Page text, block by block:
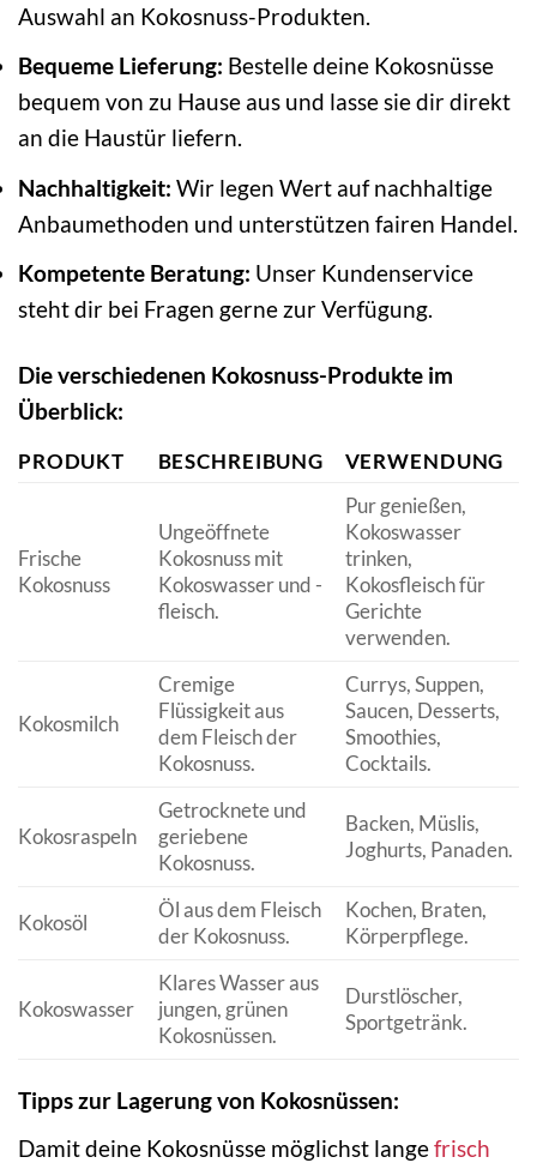
Auswahl an Kokosnuss-Produkten.
Bequeme Lieferung: Bestelle deine Kokosnüsse
bequem von zu Hause aus und lasse sie dir direkt
an die Haustür liefern.
Nachhaltigkeit: Wir legen Wert auf nachhaltige
Anbaumethoden und unterstützen fairen Handel.
Kompetente Beratung: Unser Kundenservice
steht dir bei Fragen gerne zur Verfügung.
Die verschiedenen Kokosnuss-Produkte im
Überblick:
PRODUKT BESCHREIBUNG VERWENDUNG
Frische
Kokosnuss
Ungeöffnete
Kokosnuss mit
Kokoswasser und -
fleisch.
Pur genießen,
Kokoswasser
trinken,
Kokosfleisch für
Gerichte
verwenden.
Kokosmilch
Cremige
Flüssigkeit aus
dem Fleisch der
Kokosnuss.
Currys, Suppen,
Saucen, Desserts,
Smoothies,
Cocktails.
Kokosraspeln
Getrocknete und
geriebene
Kokosnuss.
Backen, Müslis,
Joghurts, Panaden.
Kokosöl
Öl aus dem Fleisch
der Kokosnuss.
Kochen, Braten,
Körperpflege.
Kokoswasser
Klares Wasser aus
jungen, grünen
Kokosnüssen.
Durstlöscher,
Sportgetränk.
Tipps zur Lagerung von Kokosnüssen:
Damit deine Kokosnüsse möglichst langefrisch